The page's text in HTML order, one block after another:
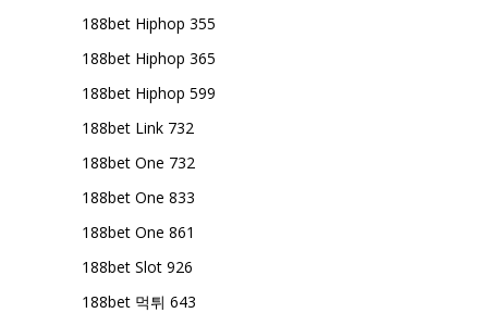
188bet Hiphop 355
188bet Hiphop 365
188bet Hiphop 599
188bet Link 732
188bet One 732
188bet One 833
188bet One 861
188bet Slot 926
188bet 먹튀 643